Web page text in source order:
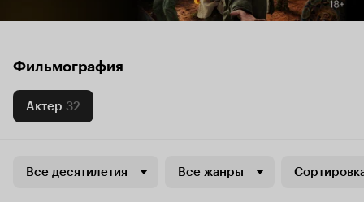
Фильмография
Актер 32
Все десятилетия Все жанры